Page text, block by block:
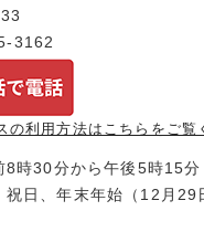
3162
の利用方法は こちらをご覧
8時30分から午後5時15分
日、年末年始（12月29